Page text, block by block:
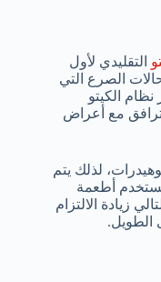
التقليدي لأول
لعلاج حالات الصرع التي
الكيتو
يترافق مع أعراض
لذلك يتم
أطعمة
زيادة الالتزام
الطويل.